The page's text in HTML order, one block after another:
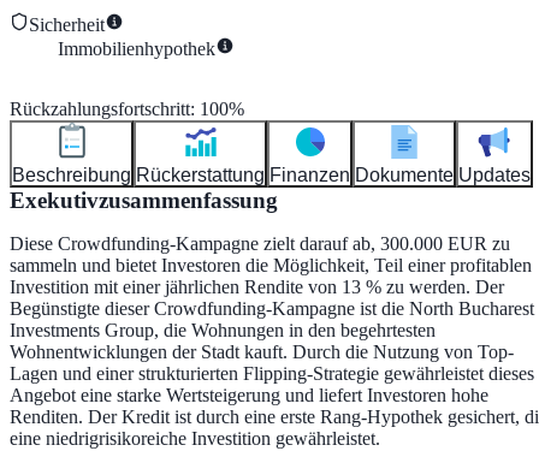
Sicherheit
Immobilienhypothek
Rückzahlungsfortschritt: 100%
Beschreibung Rückerstattung Finanzen Dokumente Updates
Exekutivzusammenfassung
Diese Crowdfunding-Kampagne zielt darauf ab, 300.000 EUR zu
sammeln und bietet Investoren die Möglichkeit, Teil einer profitablen
Investition mit einer jährlichen Rendite von 13 % zu werden. Der
Begünstigte dieser Crowdfunding-Kampagne ist die North Bucharest
Investments Group, die Wohnungen in den begehrtesten
Wohnentwicklungen der Stadt kauft. Durch die Nutzung von Top-
Lagen und einer strukturierten Flipping-Strategie gewährleistet dieses
Angebot eine starke Wertsteigerung und liefert Investoren hohe
Renditen. Der Kredit ist durch eine erste Rang-Hypothek gesichert,
eine niedrigrisikoreiche Investition gewährleistet.